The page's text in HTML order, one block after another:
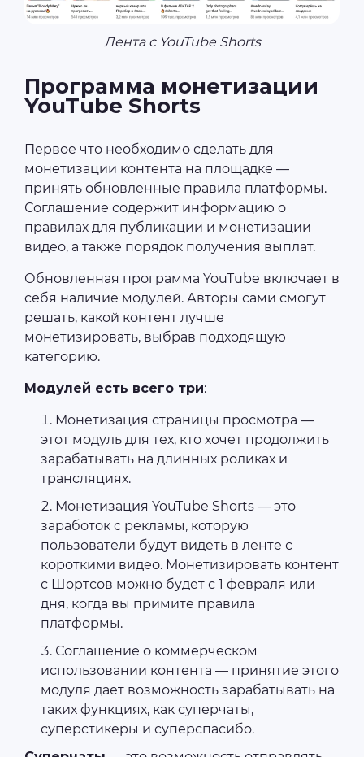
Лента с YouTube Shorts
Программа монетизации
YouTube Shorts
Первое что необходимо сделать для
монетизации контента на площадке —
принять обновленные правила платформы.
Соглашение содержит информацию о
правилах для публикации и монетизации
видео, а также порядок получения выплат.
Обновленная программа YouTube включает в
себя наличие модулей. Авторы сами смогут
решать, какой контент лучше
монетизировать, выбрав подходящую
категорию.
Модулей есть всего три:
Монетизация страницы просмотра —
этот модуль для тех, кто хочет продолжить
зарабатывать на длинных роликах и
трансляциях.
Монетизация YouTube Shorts — это
заработок с рекламы, которую
пользователи будут видеть в ленте с
короткими видео. Монетизировать контент
с Шортсов можно будет с 1 февраля или
дня, когда вы примите правила
платформы.
Соглашение о коммерческом
использовании контента — принятие этого
модуля дает возможность зарабатывать на
таких функциях, как суперчаты,
суперстикеры и суперспасибо.